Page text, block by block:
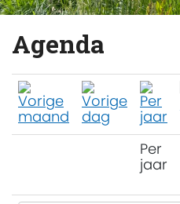
Agenda
Per
jaar